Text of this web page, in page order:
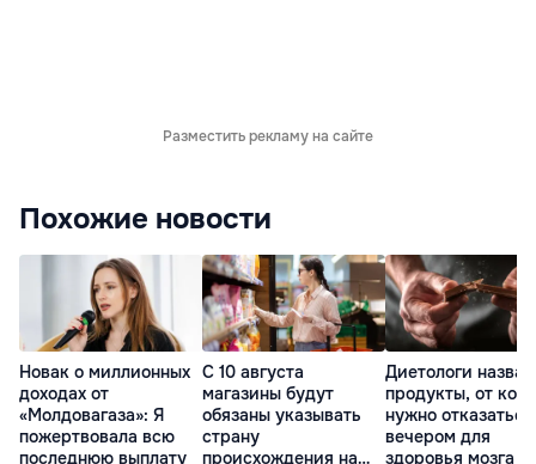
Разместить рекламу на сайте
Похожие новости
Новак о миллионных
доходах от
«Молдовагаза»: Я
пожертвовала всю
последнюю выплату
С 10 августа
магазины будут
обязаны указывать
страну
происхождения на
Диетологи
продукты, от
нужно отказаться
вечером для
здоровья мозга